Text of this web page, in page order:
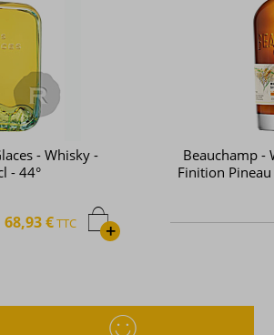
Beauchamp - Whisky - Single Malt -
Finition Pineau des Charentes - 70cl -
+
40,09 €TTC